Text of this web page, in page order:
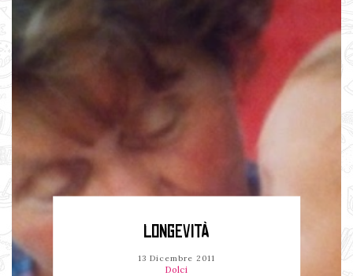
LONGEVITÀ
13 Dicembre 2011
Dolci